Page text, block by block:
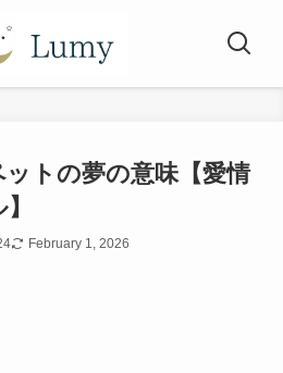
トの夢の意味【愛情
February 1, 2026